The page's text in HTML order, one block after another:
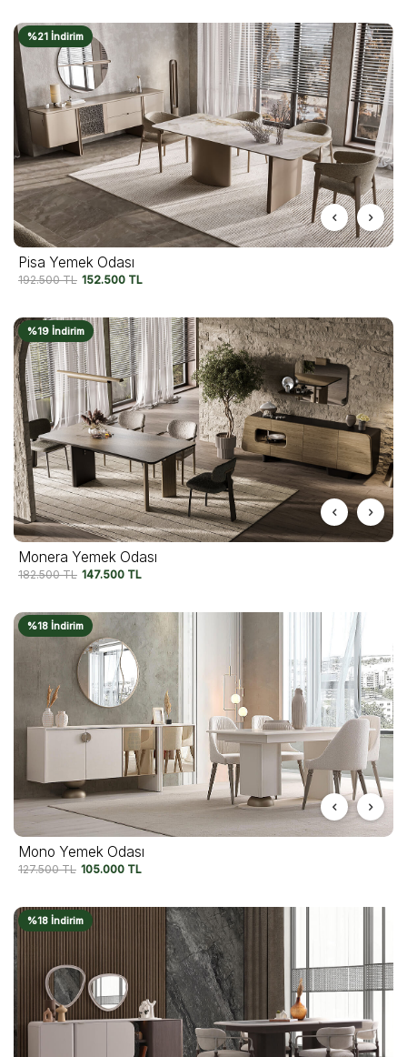
%21 İndirim
Pisa Yemek Odası
192.500TL 152.500 TL
%19 İndirim
Monera Yemek Odası
182.500TL 147.500 TL
%18 İndirim
Mono Yemek Odası
127.500TL 105.000 TL
%18 İndirim